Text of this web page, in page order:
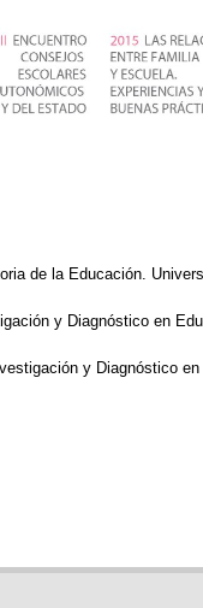
de la Educación.
y Diagnóstico en
y Diagnóstico